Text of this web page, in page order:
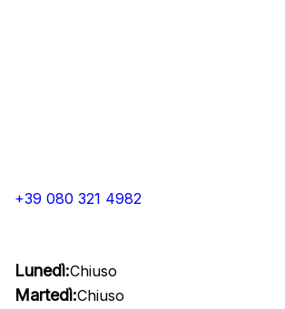
+39 080 321 4982
Lunedì:Chiuso
Martedì:Chiuso